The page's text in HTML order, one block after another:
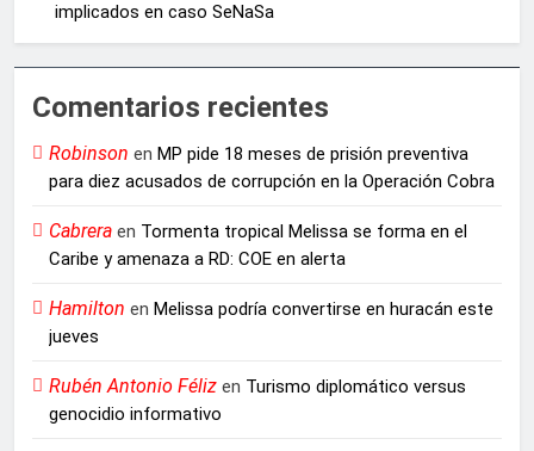
implicados en caso SeNaSa
Comentarios recientes
Robinson en MP pide 18 meses de prisión preventiva
para diez acusados de corrupción en la Operación Cobra
Cabrera en Tormenta tropical Melissa se forma en el
Caribe y amenaza a RD: COE en alerta
Hamilton en Melissa podría convertirse en huracán este
jueves
Rubén Antonio Féliz en Turismo diplomático versus
genocidio informativo